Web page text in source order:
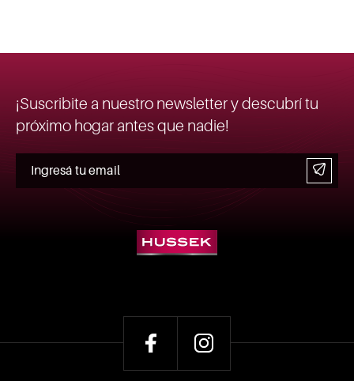
¡Suscribite a nuestro newsletter y descubrí tu
próximo hogar antes que nadie!